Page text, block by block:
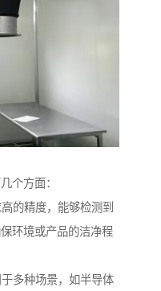
个方面：
的精度，能够检测到
环境或产品的洁净程
多种场景，如半导体